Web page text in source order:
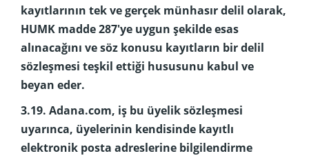
kayıtlarının tek ve gerçek münhasır delil olarak,
HUMK madde 287'ye uygun şekilde esas
alınacağını ve söz konusu kayıtların bir delil
sözleşmesi teşkil ettiği hususunu kabul ve
beyan eder.
3.19. Adana.com, iş bu üyelik sözleşmesi
uyarınca, üyelerinin kendisinde kayıtlı
elektronik posta adreslerine bilgilendirme